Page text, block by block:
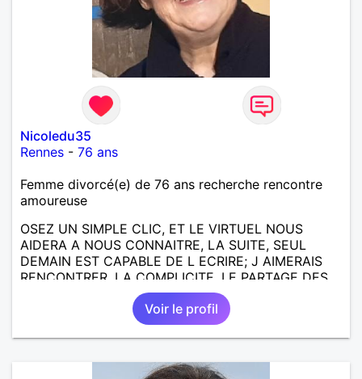
Nicoledu35
Rennes - 76 ans
Femme divorcé(e) de 76 ans recherche rencontre
amoureuse
OSEZ UN SIMPLE CLIC, ET LE VIRTUEL NOUS
AIDERA A NOUS CONNAITRE, LA SUITE, SEUL
DEMAIN EST CAPABLE DE L ECRIRE; J AIMERAIS
RENCONTRER, LA COMPLICITE, LE PARTAGE DES
BELLES CHOSES DE LA VIE : BALADES, VOYAGES
EN FRANCE OU AILLEURS. ETRE A L ECOUTE DE L
AUTRE, ET LA VIE SERA PLUS BELLE
ENCORE.....................
Voir le profil